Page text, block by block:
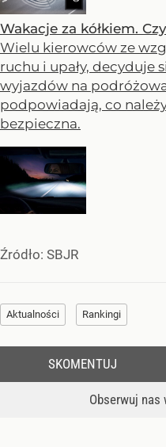
Wakacje za kółkiem.
Wielu kierowców ze
ruchu i upały, decyduje
wyjazdów na
podpowiadają, co
bezpieczna.
Źródło: SBJR
Aktualności Rankingi
Obserwuj nas
SKOMENTUJ